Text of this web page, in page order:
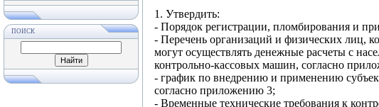
ПОИСК
1. Утвердить:
- Порядок регистрации, пломбирования и
- Перечень организаций и физических лиц,
могут осуществлять денежные расчеты с
контрольно-кассовых машин, согласно
- график по внедрению и применению
согласно приложению 3;
- Временные технические требования к